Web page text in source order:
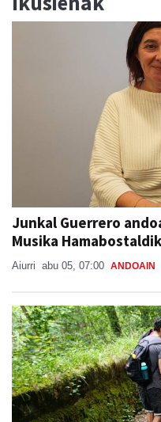
Junkal Guerrero
Musika
Aiurri abu 05, 07:00 ANDOAIN